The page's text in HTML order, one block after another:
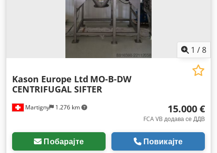
1 /8
Martigny 1.276 km
Kason Europe Ltd MO-B-DW
CENTRIFUGAL SIFTER
15.000 €
FCA VB додава се ДДВ
Побарајте Повикајте